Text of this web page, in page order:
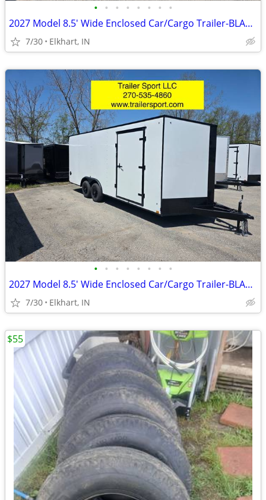
• • • • • • • •
2027 Model 8.5' Wide Enclosed Car/Cargo Trailer-BLACKOUT PACKAGE
7/30 Elkhart, IN
• • • • • • • •
2027 Model 8.5' Wide Enclosed Car/Cargo Trailer-BLACKOUT PACKAGE
7/30 Elkhart, IN
$55